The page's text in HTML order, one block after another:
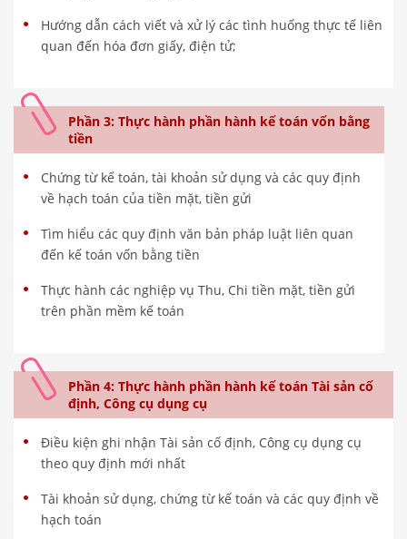
Hướng dẫn cách viết và xử lý các tình huống thực tế liên
quan đến hóa đơn giấy, điện tử;
Phần 3: Thực hành phần hành kế toán vốn bằng
tiền
Chứng từ kế toán, tài khoản sử dụng và các quy định
về hạch toán của tiền mặt, tiền gửi
Tìm hiểu các quy định văn bản pháp luật liên quan
đến kế toán vốn bằng tiền
Thực hành các nghiệp vụ Thu, Chi tiền mặt, tiền gửi
trên phần mềm kế toán
Phần 4: Thực hành phần hành kế toán Tài sản cố
định, Công cụ dụng cụ
Điều kiện ghi nhận Tài sản cố định, Công cụ dụng cụ
theo quy định mới nhất
Tài khoản sử dụng, chứng từ kế toán và các quy định về
hạch toán